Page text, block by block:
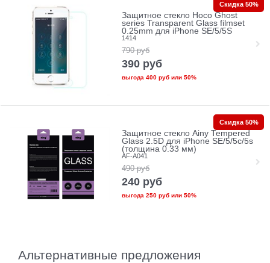
Защитное стекло Hoco Ghost
series Transparent Glass filmset
0.25mm для iPhone SE/5/5S
1414
790 руб
390 руб
выгода 400 рубили 50%
Скидка 50%
Защитное стекло Ainy Tempered
Glass 2.5D для iPhone SE/5/5c/5s
(толщина 0.33 мм)
AF-A041
490 руб
240 руб
выгода 250 рубили 50%
Скидка 50%
Альтернативные предложения